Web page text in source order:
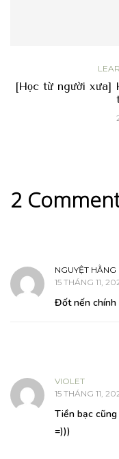
[Học từ người xưa]
2
NGUYỆT HẰNG
15 THÁNG 11,
Đốt nến chính
VIOLET
15 THÁNG 11,
Tiền bạc cũng
=)))